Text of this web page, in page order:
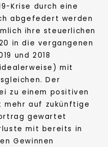
Krise durch eine
abgefedert werden
ihre steuerlichen
in die vergangenen
und 2018
mit
Der
zu einem positiven
auf zukünftige
gewartet
mit bereits in
Gewinnen